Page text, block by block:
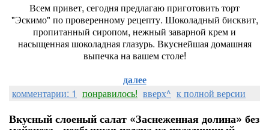
Всем привет, сегодня предлагаю приготовить торт
"Эскимо" по проверенному рецепту. Шоколадный бисквит,
пропитанный сиропом, нежный заварной крем и
насыщенная шоколадная глазурь. Вкуснейшая домашняя
выпечка на вашем столе!
далее
комментарии: 1 понравилось! вверх^ к полной версии
Вкусный слоеный салат «Заснеженная долина» без